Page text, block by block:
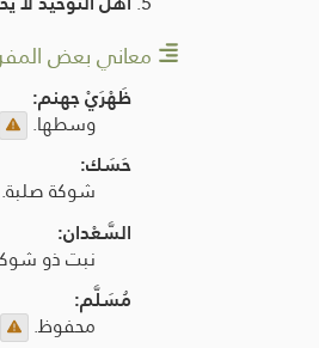
معاني بعض
ظَهْرَيْ جهنم:
وسطها.
حَسَك:
شوكة صلبة.
السَّعْدان:
نبت ذو
مُسَلَّم:
محفوظ.